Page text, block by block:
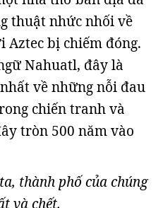
thuật nhức nhối về
Aztec bị chiếm đóng.
Nahuatl, đây là
về những nỗi đau
chiến tranh và
tròn 500 năm vào
thành phố của chúng
và chết.